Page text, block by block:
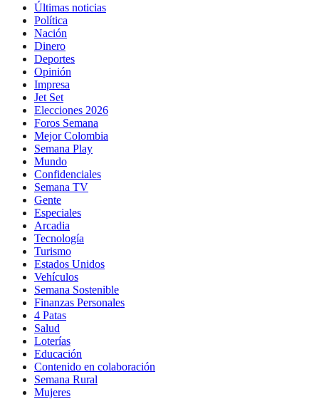
Últimas noticias
Política
Nación
Dinero
Deportes
Opinión
Impresa
Jet Set
Elecciones 2026
Foros Semana
Mejor Colombia
Semana Play
Mundo
Confidenciales
Semana TV
Gente
Especiales
Arcadia
Tecnología
Turismo
Estados Unidos
Vehículos
Semana Sostenible
Finanzas Personales
4 Patas
Salud
Loterías
Educación
Contenido en colaboración
Semana Rural
Mujeres